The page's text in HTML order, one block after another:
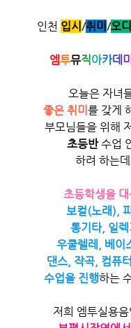
인천 입시 /취미 /​오
엠투뮤직아카데 미
오늘은 자녀
좋은 취미 를 갖게
부모님들을 위해
초등반 수업
하려 하는
초등학생을 대
보컬(노래),
통기타, 일
우쿨렐레, 베이
댄스, 작곡, 컴퓨
수업을 진행하는
저희 엠투실용